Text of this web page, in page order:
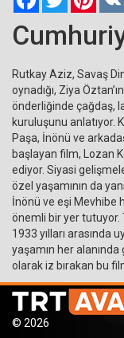
Rutkay Aziz, Savaş
oynadığı, Ziya
önderliğinde çağdaş,
kuruluşunu anlatıyor.
Paşa, İnönü ve
başlayan film, Lozan
ediyor. Siyasi
özel yaşamının da
İnönü ve eşi Mevhibe
önemli bir yer tutuyor.
1933 yılları arasında
yaşamın her alanında
olarak iz bırakan bu
© 2026